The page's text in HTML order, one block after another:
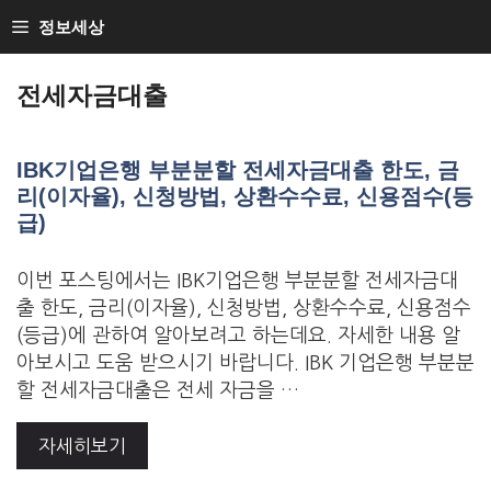
to
정보세상
전세자금대출
IBK기업은행 부분분할 전세자금대출 한도, 금
리(이자율), 신청방법, 상환수수료, 신용점수(등
급)
이번 포스팅에서는 IBK기업은행 부분분할 전세자금대
출 한도, 금리(이자율), 신청방법, 상환수수료, 신용점수
(등급)에 관하여 알아보려고 하는데요. 자세한 내용 알
아보시고 도움 받으시기 바랍니다. IBK 기업은행 부분분
할 전세자금대출은 전세 자금을 …
자세히보기